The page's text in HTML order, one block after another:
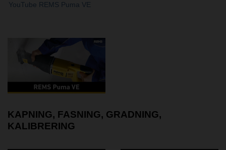
YouTube REMS Puma VE
KAPNING, FASNING, GRADNING,
KALIBRERING